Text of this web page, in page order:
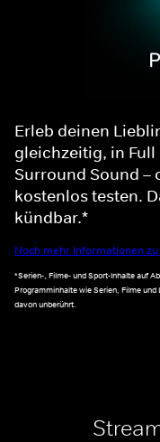
Erleb deinen
gleichzeitig, in Full
Surround Sound –
kostenlos testen.
kündbar.*
Noch mehr Informationen
*Serien-, Filme- und Sport-Inhalte auf
Programminhalte wie Serien, Filme
davon unberührt.